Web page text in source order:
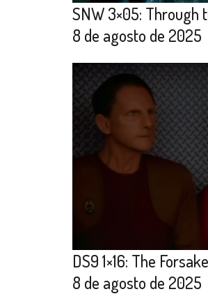
SNW 3×05: Through
8 de agosto de 2025
DS9 1×16: The
8 de agosto de 2025